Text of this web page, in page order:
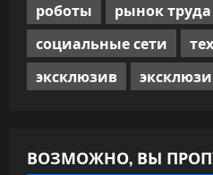
роботы
рынок труда
социальные сети
эксклюзив
ВОЗМОЖНО, ВЫ